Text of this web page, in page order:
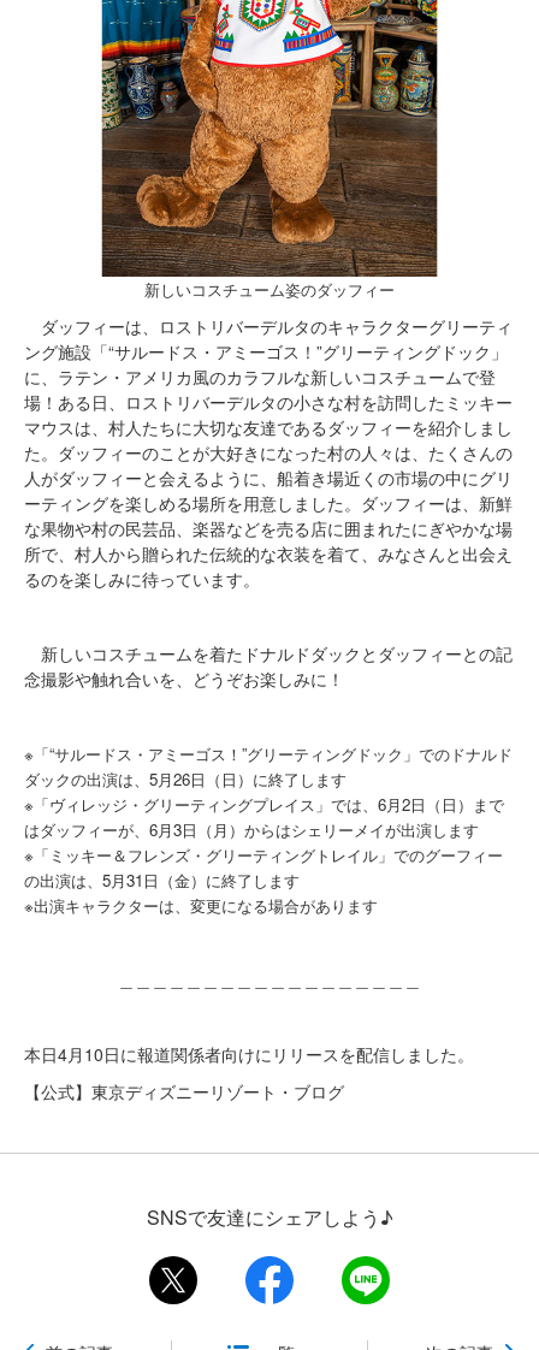
新しいコスチューム姿のダッフィー
ダッフィーは、ロストリバーデルタのキャラクターグリーティ
ング施設「“サルードス・アミーゴス！”グリーティングドック」
に、ラテン・アメリカ風のカラフルな新しいコスチュームで登
場！ある日、ロストリバーデルタの小さな村を訪問したミッキー
マウスは、村人たちに大切な友達であるダッフィーを紹介しまし
た。ダッフィーのことが大好きになった村の人々は、たくさんの
人がダッフィーと会えるように、船着き場近くの市場の中にグリ
ーティングを楽しめる場所を用意しました。ダッフィーは、新鮮
な果物や村の民芸品、楽器などを売る店に囲まれたにぎやかな場
所で、村人から贈られた伝統的な衣装を着て、みなさんと出会え
るのを楽しみに待っています。
新しいコスチュームを着たドナルドダックとダッフィーとの記
念撮影や触れ合いを、どうぞお楽しみに！
※「“サルードス・アミーゴス！”グリーティングドック」でのドナルド
ダックの出演は、5月26日（日）に終了します
※「ヴィレッジ・グリーティングプレイス」では、6月2日（日）まで
はダッフィーが、6月3日（月）からはシェリーメイが出演します
※「ミッキー＆フレンズ・グリーティングトレイル」でのグーフィー
の出演は、5月31日（金）に終了します
※出演キャラクターは、変更になる場合があります
本日4月10日に報道関係者向けにリリースを配信しました。
【公式】東京ディズニーリゾート・ブログ
SNSで友達にシェアしよう♪